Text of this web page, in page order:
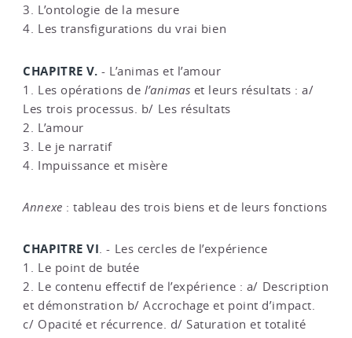
3. L’ontologie de la mesure
4. Les transfigurations du vrai bien
CHAPITRE V. - L’animas et l’amour
1. Les opérations de l’animas et leurs résultats : a/
Les trois processus. b/ Les résultats
2. L’amour
3. Le je narratif
4. Impuissance et misère
Annexe : tableau des trois biens et de leurs fonctions
CHAPITRE VI. - Les cercles de l’expérience
1. Le point de butée
2. Le contenu effectif de l’expérience : a/ Description
et démonstration b/ Accrochage et point d’impact.
c/ Opacité et récurrence. d/ Saturation et totalité